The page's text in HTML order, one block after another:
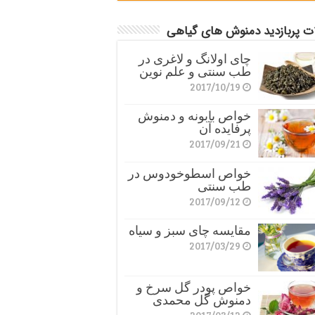
پربازدید دمنوش های گیاهی
چای اولانگ و لاغری در
طب سنتی و علم نوین
2017/10/19
خواص بابونه و دمنوش
پرفایده آن
2017/09/21
خواص اسطوخودوس در
طب سنتی
2017/09/12
مقایسه چای سبز و سیاه
2017/03/29
خواص پودر گل سرخ و
دمنوش گل محمدی